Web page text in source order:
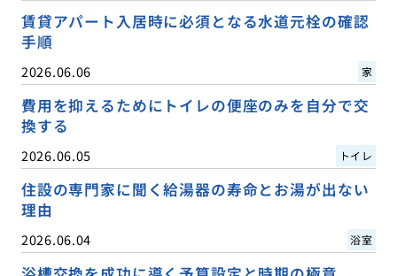
賃貸アパート入居時に必須となる水道元栓の確認
手順
2026.06.06 家
費用を抑えるためにトイレの便座のみを自分で交
換する
2026.06.05 トイレ
住設の専門家に聞く給湯器の寿命とお湯が出ない
理由
2026.06.04 浴室